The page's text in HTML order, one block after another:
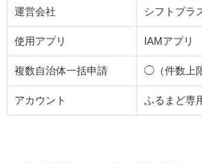
運営会社 シフトプラ
使用アプリ IAMアプリ
複数自治体一括申請 ◯（件数上
アカウント ふるまど専